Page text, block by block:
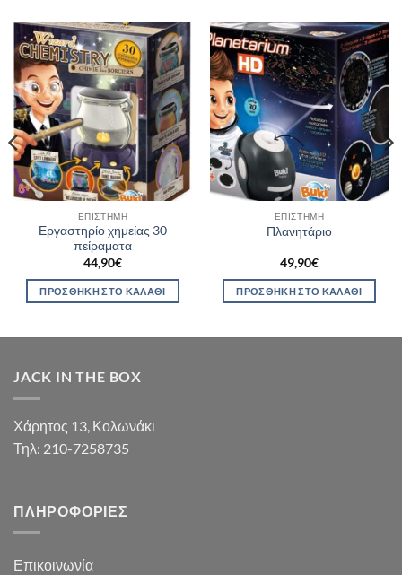
ΕΠΙΣΤΉΜΗ
Εργαστηρίο χημείας 30
πείραματα
44,90€
ΠΡΟΣΘΉΚΗ ΣΤΟ ΚΑΛΆΘΙ
ΕΠΙΣΤΉΜΗ
Πλανητάριο
49,90€
ΠΡΟΣΘΉΚΗ ΣΤΟ ΚΑΛΆΘΙ
JACK IN THE BOX
Χάρητος 13, Κολωνάκι
Τηλ: 210-7258735
ΠΛΗΡΟΦΟΡΊΕΣ
Επικοινωνία